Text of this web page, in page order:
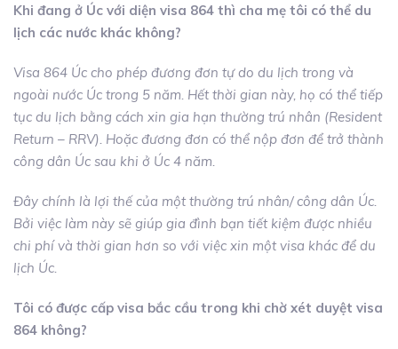
Khi đang ở Úc với diện visa 864 thì cha mẹ tôi có thể du
lịch các nước khác không?
Visa 864 Úc cho phép đương đơn tự do du lịch trong và
ngoài nước Úc trong 5 năm. Hết thời gian này, họ có thể tiếp
tục du lịch bằng cách xin gia hạn thường trú nhân (Resident
Return – RRV). Hoặc đương đơn có thể nộp đơn để trở thành
công dân Úc sau khi ở Úc 4 năm.
Đây chính là lợi thế của một thường trú nhân/ công dân Úc.
Bởi việc làm này sẽ giúp gia đình bạn tiết kiệm được nhiều
chi phí và thời gian hơn so với việc xin một visa khác để du
lịch Úc.
Tôi có được cấp visa bắc cầu trong khi chờ xét duyệt visa
864 không?